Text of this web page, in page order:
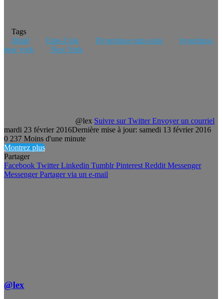
Tags
dimid
Etats-Unis Hyperlapse etats-unis
hyperlapse
new york
New York
@lex Suivre sur Twitter Envoyer un courriel
mardi 23 février 2016Dernière mise à jour: samedi 13 février 2016
0 237 Moins d'une minute
Montrez plus
Partager
Facebook Twitter Linkedin Tumblr Pinterest Reddit Messenger
Messenger Partager via un e-mail
@lex